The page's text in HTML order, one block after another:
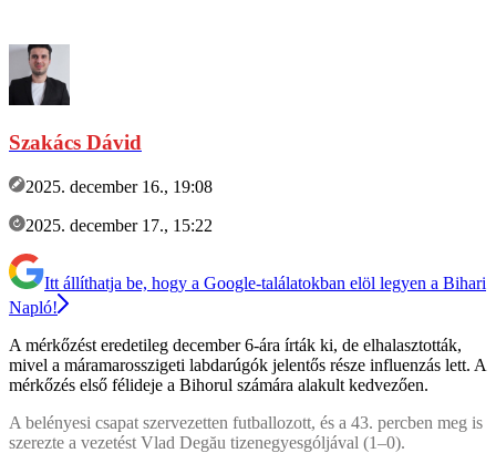
Szakács Dávid
2025. december 16., 19:08
2025. december 17., 15:22
Itt állíthatja be, hogy a Google-találatokban elöl legyen a Bihari
Napló!
A mérkőzést eredetileg december 6-ára írták ki, de elhalasztották,
mivel a máramarosszigeti labdarúgók jelentős része influenzás lett. A
mérkőzés első félideje a Bihorul számára alakult kedvezően.
A belényesi csapat szervezetten futballozott, és a 43. percben meg is
szerezte a vezetést Vlad Degău tizenegyesgóljával (1–0).